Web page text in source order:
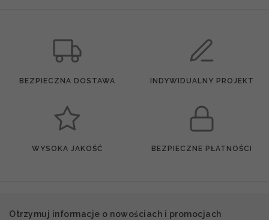
BEZPIECZNA DOSTAWA INDYWIDUALNY PROJEKT
WYSOKA JAKOŚĆ BEZPIECZNE PŁATNOŚCI
Otrzymuj informacje o nowościach i promocjach